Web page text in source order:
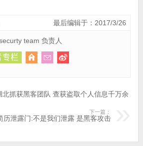
最后编辑于：2017/3/26
team 负责人
北抓获黑客团队 查获盗取个人信息千万余
下一篇：
历泄露门:不是我们泄露 是黑客攻击